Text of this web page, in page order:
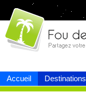
Accueil Destinations
Fou devoyage